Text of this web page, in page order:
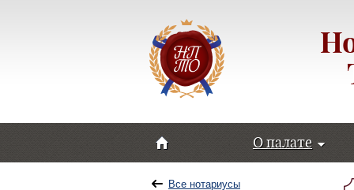
О палате
Все нотариусы